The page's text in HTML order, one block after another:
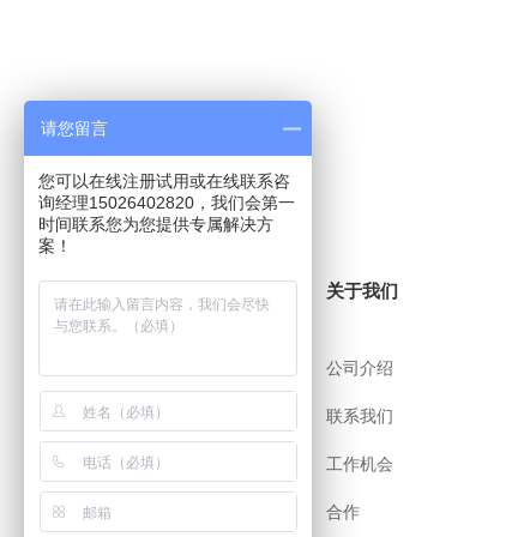
用户协议
安全策略
app下载
关于我们
公司介绍
联系我们
工作机会
合作
请您留言
您可以在线注册试用或在线联系咨
询经理15026402820，我们会第一
时间联系您为您提供专属解决方
案！